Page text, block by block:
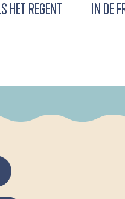
HET REGENT IN DE